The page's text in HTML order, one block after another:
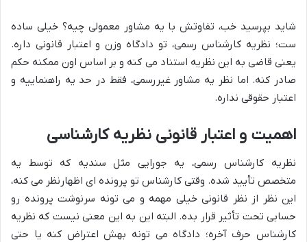
شاید بپرسید خب، تفاوتش با یه مشاور معمولی چیه؟ خیلی ساده
ست؛ نظریه کارشناس رسمی، تو دادگاه وزن و اعتبار قانونی داره.
یعنی قاضی به این نظریه استناد می کنه و بر اساس اون ممکنه حکم
صادر کنه. اما نظر یه مشاور غیررسمی، فقط در حد یه راهنماییه و
اعتبار حقوقی نداره.
اهمیت و اعتبار قانونی نظریه کارشناسی
نظریه کارشناس رسمی، یه جورایی مثل سندیه که توسط یه
متخصص تأیید شده. وقتی کارشناس تو پرونده ای اظهارنظر می کنه،
این نظر از نظر قانونی خیلی مهمه و می تونه سرنوشت پرونده رو
حسابی تحت تأثیر قرار بده. البته این به این معنی نیست که نظریه
کارشناس حرف آخره؛ دادگاه می تونه بهش اعتراض کنه یا حتی